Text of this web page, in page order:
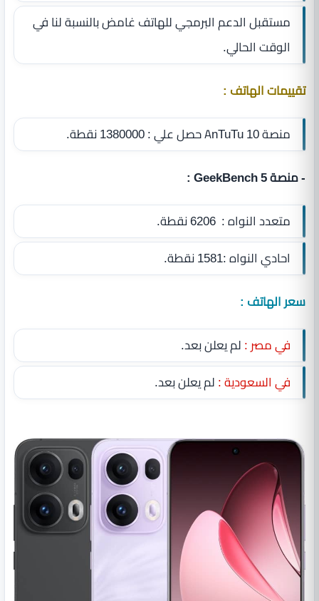
مستقبل الدعم البرمجي للهاتف غامض بالنسبة لنا في
الوقت الحالي.
تقييمات الهاتف :
منصة AnTuTu 10 حصل علي : 1380000 نقطة.
- منصة GeekBench 5 :
متعدد النواه : 6206 نقطة.
احادي النواه :1581 نقطة.
سعر الهاتف :
في مصر :لم يعلن بعد.
في السعودية :لم يعلن بعد.